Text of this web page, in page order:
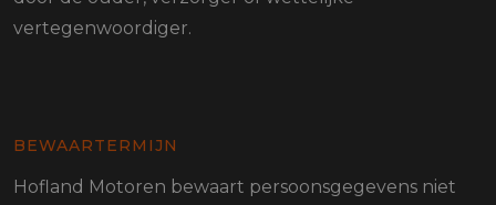
vertegenwoordiger.
BEWAARTERMIJN
Hofland Motoren bewaart persoonsgegevens niet